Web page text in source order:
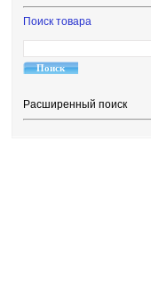
Поиск товара
Расширенный поиск